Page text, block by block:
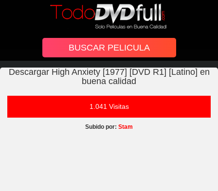
Descargar High Anxiety [1977] [DVD R1] [Latino] en
buena calidad
1.041 Visitas
Subido por: Stam